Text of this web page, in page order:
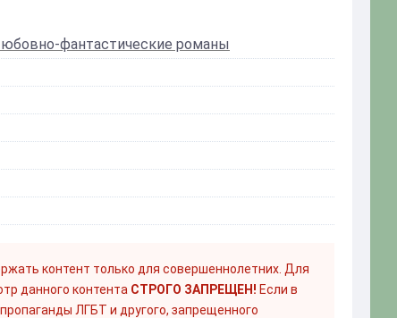
фантастические романы
контент только для совершеннолетних. Для
данного контента СТРОГО ЗАПРЕЩЕН! Если в
ЛГБТ и другого, запрещенного